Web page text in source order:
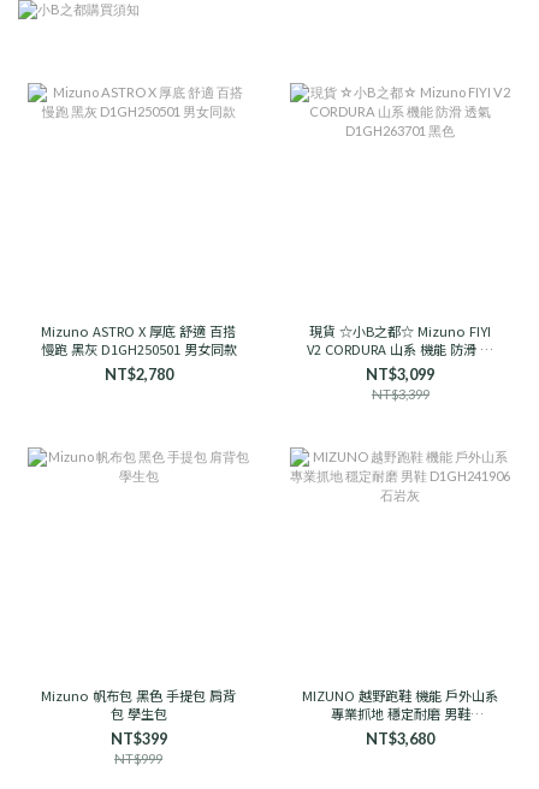
Mizuno ASTRO X 厚底 舒適 百搭
慢跑 黑灰 D1GH250501 男女同款
NT$2,780
現貨 ☆小B之都☆ Mizuno FIYI
V2 CORDURA 山系 機能 防滑 透
氣 D1GH263701 黑色
NT$3,099
NT$3,399
Mizuno 帆布包 黑色 手提包 肩背
包 學生包
NT$399
NT$999
MIZUNO 越野跑鞋 機能 戶外山系
專業抓地 穩定耐磨 男鞋
D1GH241906 石岩灰
NT$3,680